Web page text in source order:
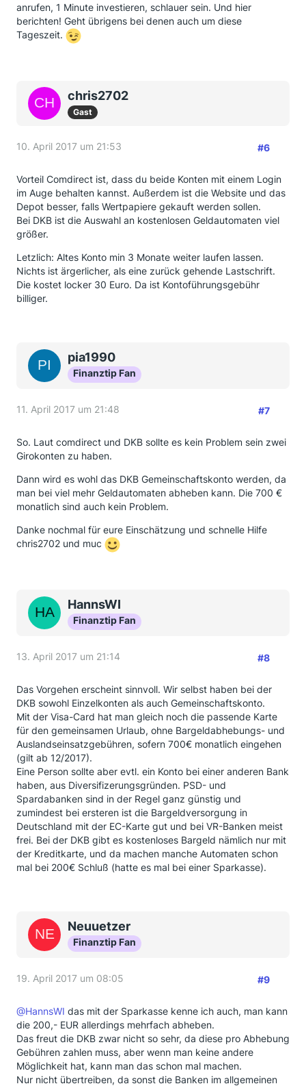
anrufen, 1 Minute investieren, schlauer sein. Und hier
berichten! Geht übrigens bei denen auch um diese
Tageszeit.
chris2702
Gast
10. April 2017 um 21:53 #6
Vorteil Comdirect ist, dass du beide Konten mit einem Login
im Auge behalten kannst. Außerdem ist die Website und das
Depot besser, falls Wertpapiere gekauft werden sollen.
Bei DKB ist die Auswahl an kostenlosen Geldautomaten viel
größer.
Letzlich: Altes Konto min 3 Monate weiter laufen lassen.
Nichts ist ärgerlicher, als eine zurück gehende Lastschrift.
Die kostet locker 30 Euro. Da ist Kontoführungsgebühr
billiger.
pia1990
Finanztip Fan
11. April 2017 um 21:48 #7
So. Laut comdirect und DKB sollte es kein Problem sein zwei
Girokonten zu haben.
Dann wird es wohl das DKB Gemeinschaftskonto werden, da
man bei viel mehr Geldautomaten abheben kann. Die 700 €
monatlich sind auch kein Problem.
Danke nochmal für eure Einschätzung und schnelle Hilfe
chris2702 und muc
HannsWI
Finanztip Fan
13. April 2017 um 21:14 #8
Das Vorgehen erscheint sinnvoll. Wir selbst haben bei der
DKB sowohl Einzelkonten als auch Gemeinschaftskonto.
Mit der Visa-Card hat man gleich noch die passende Karte
für den gemeinsamen Urlaub, ohne Bargeldabhebungs- und
Auslandseinsatzgebühren, sofern 700€ monatlich eingehen
(gilt ab 12/2017).
Eine Person sollte aber evtl. ein Konto bei einer anderen Bank
haben, aus Diversifizerungsgründen. PSD- und
Spardabanken sind in der Regel ganz günstig und
zumindest bei ersteren ist die Bargeldversorgung in
Deutschland mit der EC-Karte gut und bei VR-Banken meist
frei. Bei der DKB gibt es kostenloses Bargeld nämlich nur mit
der Kreditkarte, und da machen manche Automaten schon
mal bei 200€ Schluß (hatte es mal bei einer Sparkasse).
Neuuetzer
Finanztip Fan
19. April 2017 um 08:05 #9
@HannsWI das mit der Sparkasse kenne ich auch, man kann
die 200,- EUR allerdings mehrfach abheben.
Das freut die DKB zwar nicht so sehr, da diese pro Abhebung
Gebühren zahlen muss, aber wenn man keine andere
Möglichkeit hat, kann man das schon mal machen.
Nur nicht übertreiben, da sonst die Banken im allgemeinen